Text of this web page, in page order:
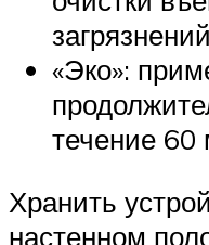
«Эко»:
течение 60
Хранить
настенном